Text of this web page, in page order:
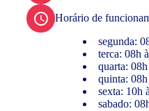
Horário de
segunda:
terca: 08h
quarta:
quinta: 08h
sexta: 10h
sabado: